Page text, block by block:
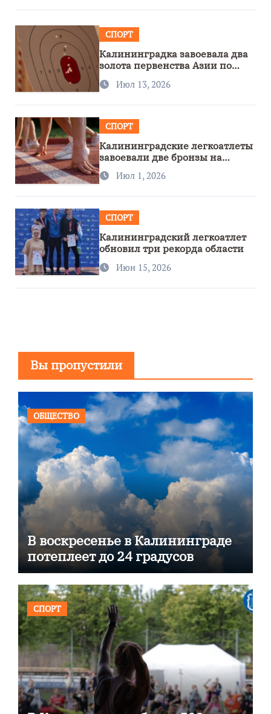
СПОРТ
Калининградка завоевала два
золота первенства Азии по
метанию ножа
Июл 13, 2026
СПОРТ
Калининградские легкоатлеты
завоевали две бронзы на
первенстве России
Июл 1, 2026
СПОРТ
Калининградский легкоатлет
обновил три рекорда области
Июн 15, 2026
Вы пропустили
ОБЩЕСТВО
В воскресенье в Калининграде
потеплеет до 24 градусов
СПОРТ